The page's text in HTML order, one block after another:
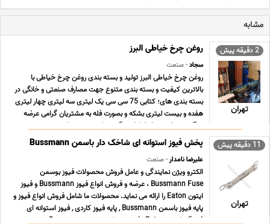
مشابه
2 دقیقه پیش
تهران
روغن چرخ خیاطی البرز
سجاد- صنعت
روغن چرخ خیاطی البرز تولید و بسته بندی روغن چرخ خیاطی با
بالاترین کیفیت و بسته بندی متنوع جهت مصارف صنعتی و خانگی در
بسته بندی های؛ کتابی 75 سی سی یک لیتری سه لیتری چهار لیتری
هفده و بیست لیتری بشکه و بصورت فله به مشتریان گرامی عرضه
میگردد. روغن چرخ خیاطی چگونه تولید می شود اهمیت ... ...
11 دقیقه پیش
تهران
پخش فیوز استوانه ای شاخک دار باسمن Bussmann
علیرضا نامدار- صنعت
الکترو ویژن نمایندگی و عامل فروش محصولات فیوز بوسمن
Bussmann Fuse ، عرضه و فروش انواع فیوز Bussmann و فیوز
ایتون Eaton را ارائه می نماید. محصولات ما شامل فروش انواع فیوز و
پایه فیوز باسمن Bussmann , پایه فیوز کاردی , فیوز استوانه ای
فشنگی ایتون Eaton , فیوز مینیاتوری بوسمن Bussma ... ...